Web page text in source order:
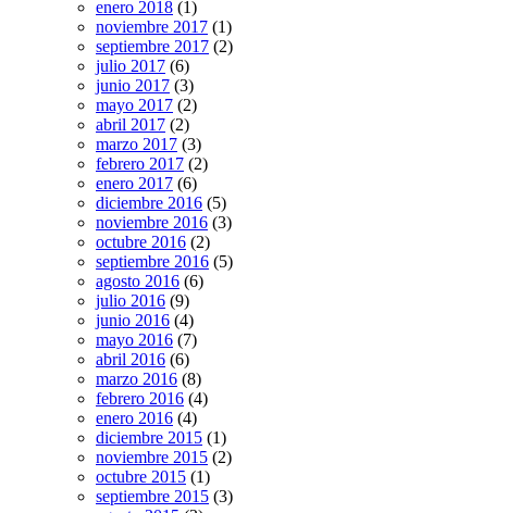
enero 2018 (1)
noviembre 2017 (1)
septiembre 2017 (2)
julio 2017 (6)
junio 2017 (3)
mayo 2017 (2)
abril 2017 (2)
marzo 2017 (3)
febrero 2017 (2)
enero 2017 (6)
diciembre 2016 (5)
noviembre 2016 (3)
octubre 2016 (2)
septiembre 2016 (5)
agosto 2016 (6)
julio 2016 (9)
junio 2016 (4)
mayo 2016 (7)
abril 2016 (6)
marzo 2016 (8)
febrero 2016 (4)
enero 2016 (4)
diciembre 2015 (1)
noviembre 2015 (2)
octubre 2015 (1)
septiembre 2015 (3)